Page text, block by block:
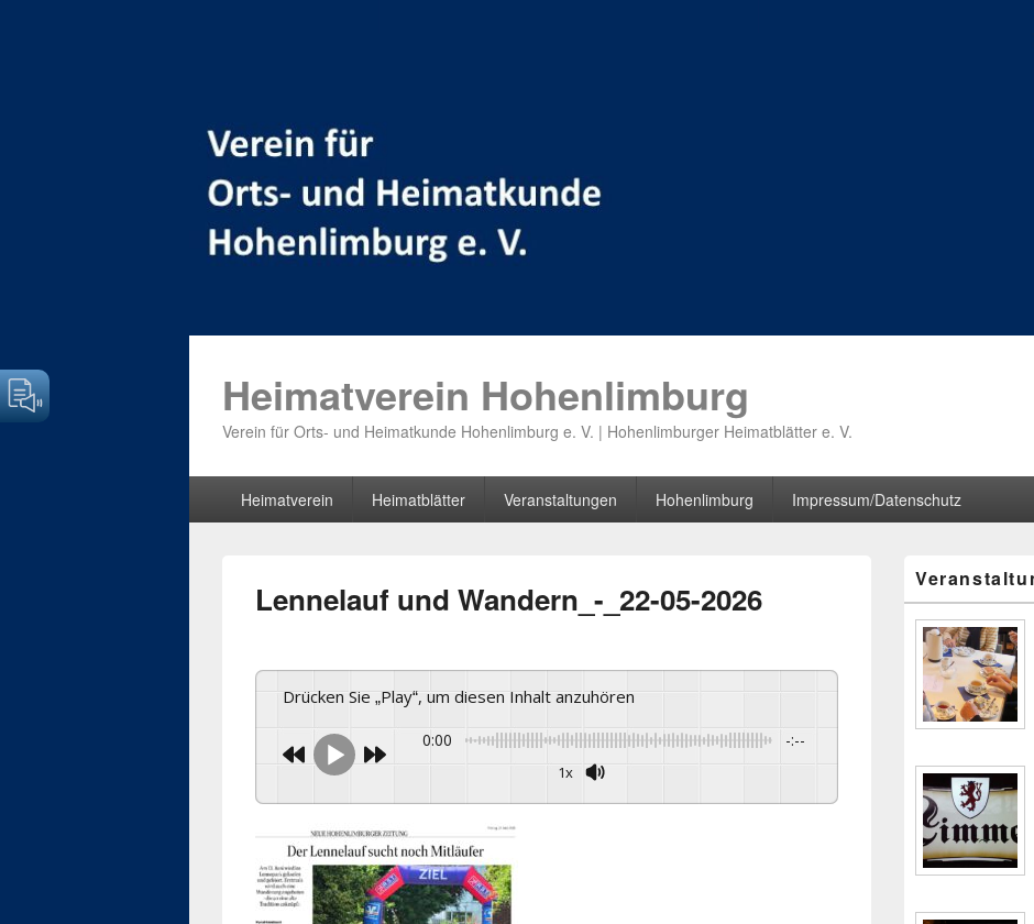
Heimatverein Hohenlimburg
Verein für Orts- und Heimatkunde Hohenlimburg e. V. | Hohenlimburger Heimatblätter e. V.
Heimatverein Heimatblätter Veranstaltungen Hohenlimburg Impressum/Datenschutz
Lennelauf und Wandern_-_22-05-2026
Drücken Sie „Play“, um diesen Inhalt anzuhören
0:00 -:--
1x
Seitenleisten-
Widgetbereich